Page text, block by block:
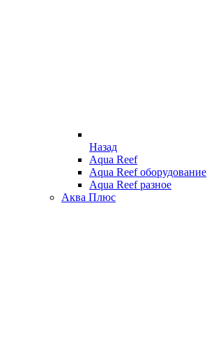
Назад
Aqua Reef
Aqua Reef оборудование
Aqua Reef разное
Аква Плюс